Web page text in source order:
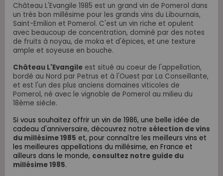
Château L'Evangile 1985 est un grand vin de Pomerol dans
un très bon millésime pour les grands vins du Libournais,
Saint-Emilion et Pomerol. C'est un vin riche et opulent
avec beaucoup de concentration, dominé par des notes
de fruits à noyau, de moka et d'épices, et une texture
ample et soyeuse en bouche.
Château L'Evangile est situé au coeur de l'appellation,
bordé au Nord par Petrus et à l'Ouest par La Conseillante,
et est l'un des plus anciens domaines viticoles de
Pomerol, né avec le vignoble de Pomerol au milieu du
18ème siècle.
Si vous souhaitez offrir un vin de 1986, une belle idée de
cadeau d'anniversaire, découvrez notre sélection de vins
du millésime 1985 et, pour connaître les meilleurs vins et
les meilleures appellations du millésime, en France et
ailleurs dans le monde, consultez notre guide du
millésime 1985.